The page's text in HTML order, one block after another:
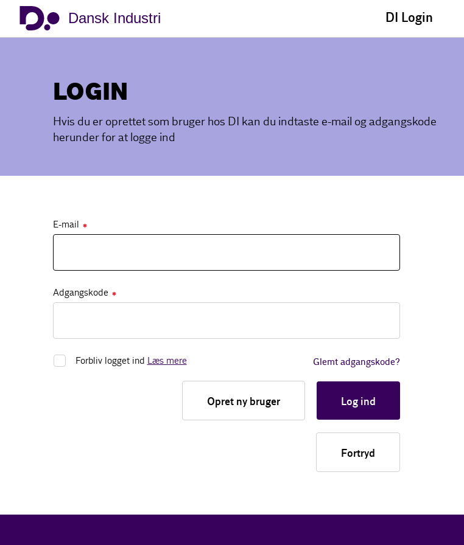
Dansk Industri DI Login
LOGIN
Hvis du er oprettet som bruger hos DI kan du indtaste e-mail og adgangskode
herunder for at logge ind
E-mail ✱
Adgangskode ✱
Forbliv logget ind Læs mere Glemt adgangskode?
Opret ny bruger Log ind
Fortryd